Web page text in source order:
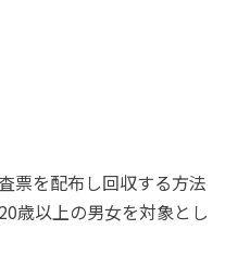
票を配布し回収する方法
歳以上の男女を対象とし